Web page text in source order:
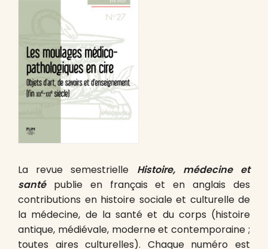
La revue semestrielle Histoire, médecine et
santépublie en français et en anglais des
contributions en histoire sociale et culturelle de
la médecine, de la santé et du corps (histoire
antique, médiévale, moderne et contemporaine ;
toutes aires culturelles). Chaque numéro est